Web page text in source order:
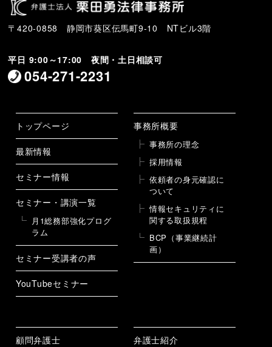
〒420-0858 静岡市葵区伝馬町9-10 NTビル3階
平日 9:00～17:00 夜間・土日相談可
054-271-2231
トップページ
最新情報
セミナー情報
セミナー・講演一覧
月1総務部強化プログ
ラム
セミナー受講者の声
YouTubeセミナー
事務所概要
事務所の理念
採用情報
依頼者の身元確認に
ついて
情報セキュリティに
関する取扱規程
BCP（事業継続計
画）
顧問弁護士 弁護士紹介